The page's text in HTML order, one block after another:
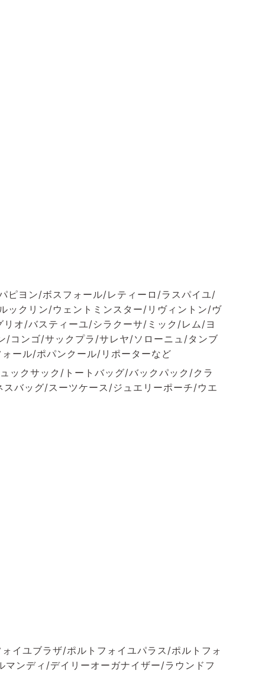
ピヨン/ボスフォール/レティーロ/ラスパイユ/
ックリン/ウェントミンスター/リヴィントン/ヴ
オ/バスティーユ/シラクーサ/ミック/レム/ヨ
コンゴ/サックプラ/サレヤ/ソローニュ/タンブ
ール/ポパンクール/リポーターなど
ックサック/トートバッグ/バックパック/クラ
バッグ/スーツケース/ジュエリーポーチ/ウエ
イユブラザ/ポルトフォイユパラス/ポルトフォ
ンディ/デイリーオーガナイザー/ラウンドフ